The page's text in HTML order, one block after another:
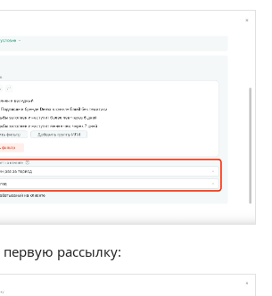
рассылку: